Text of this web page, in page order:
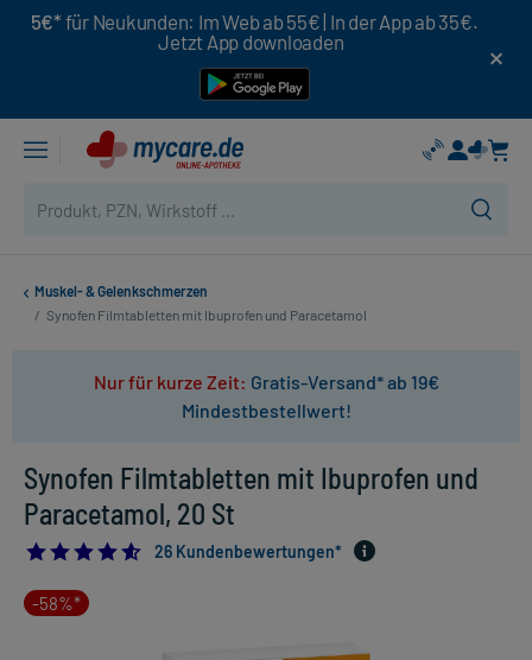
5€* für Neukunden: Im Web ab 55€ | In der App ab 35€.
Jetzt App downloaden
Muskel- & Gelenkschmerzen
/ Synofen Filmtabletten mit Ibuprofen und Paracetamol
Nur für kurze Zeit: Gratis-Versand* ab 19€
Mindestbestellwert!
Synofen Filmtabletten mit Ibuprofen und
Paracetamol, 20 St
4.576923076923077
26 Kundenbewertungen*
-58%*